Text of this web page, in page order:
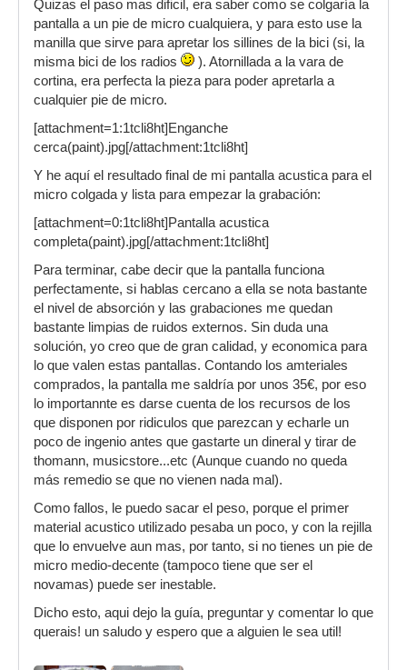
Quizas el paso mas dificil, era saber como se colgaría la
pantalla a un pie de micro cualquiera, y para esto use la
manilla que sirve para apretar los sillines de la bici (si, la
misma bici de los radios
). Atornillada a la vara de
cortina, era perfecta la pieza para poder apretarla a
cualquier pie de micro.
[attachment=1:1tcli8ht]Enganche
cerca(paint).jpg[/attachment:1tcli8ht]
Y he aquí el resultado final de mi pantalla acustica para el
micro colgada y lista para empezar la grabación:
[attachment=0:1tcli8ht]Pantalla acustica
completa(paint).jpg[/attachment:1tcli8ht]
Para terminar, cabe decir que la pantalla funciona
perfectamente, si hablas cercano a ella se nota bastante
el nivel de absorción y las grabaciones me quedan
bastante limpias de ruidos externos. Sin duda una
solución, yo creo que de gran calidad, y economica para
lo que valen estas pantallas. Contando los amteriales
comprados, la pantalla me saldría por unos 35€, por eso
lo importannte es darse cuenta de los recursos de los
que disponen por ridiculos que parezcan y echarle un
poco de ingenio antes que gastarte un dineral y tirar de
thomann, musicstore...etc (Aunque cuando no queda
más remedio se que no vienen nada mal).
Como fallos, le puedo sacar el peso, porque el primer
material acustico utilizado pesaba un poco, y con la rejilla
que lo envuelve aun mas, por tanto, si no tienes un pie de
micro medio-decente (tampoco tiene que ser el
novamas) puede ser inestable.
Dicho esto, aqui dejo la guía, preguntar y comentar lo que
querais! un saludo y espero que a alguien le sea util!